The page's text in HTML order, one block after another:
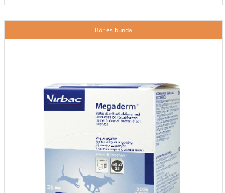
Bőr és bunda